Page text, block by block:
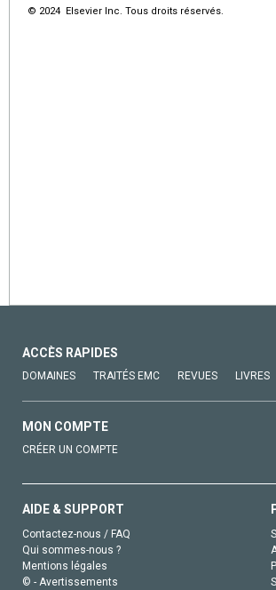
© 2024 Elsevier Inc. Tous droits réservés.
ACCÈS RAPIDES
DOMAINES TRAITÉS EMC REVUES LIVRES
MON COMPTE
CRÉER UN COMPTE
AIDE & SUPPORT
Contactez-nous / FAQ
Qui sommes-nous ?
Mentions légales
© - Avertissements